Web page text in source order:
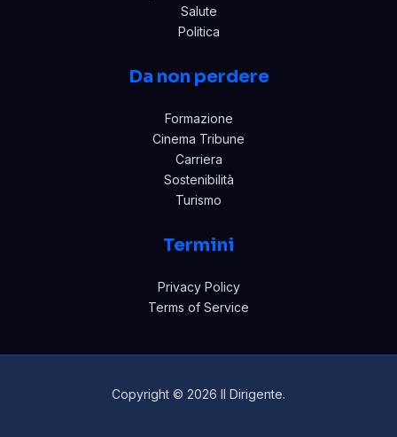
Salute
Politica
Da non perdere
Formazione
Cinema Tribune
Carriera
Sostenibilità
Turismo
Termini
Privacy Policy
Terms of Service
Copyright © 2026 Il Dirigente.